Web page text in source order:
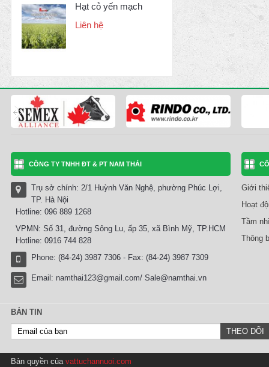
Hạt cỏ yến mạch
Liên hệ
CÔNG TY TNHH ĐT & PT NAM THÁI
Trụ sở chính: 2/1 Huỳnh Văn Nghệ, phường Phúc Lợi,
TP. Hà Nội
Hotline: 096 889 1268
VPMN: Số 31, đường Sông Lu, ấp 35, xã Bình Mỹ, TP.HCM
Hotline: 0916 744 828
Phone: (84-24) 3987 7306 - Fax: (84-24) 3987 7309
Email: namthai123@gmail.com/ Sale@namthai.vn
Giới
Hoạt
Tầm
Thông
BẢN TIN
Bản quyền của vattuchannuoi.com